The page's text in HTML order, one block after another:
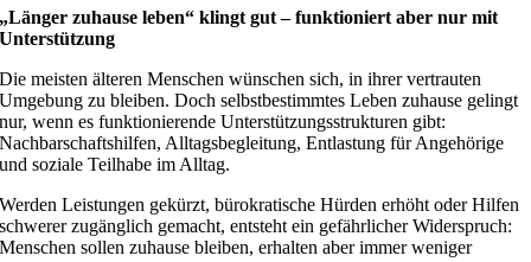
„Länger zuhause leben“ klingt gut – funktioniert aber nur mit
Unterstützung
Die meisten älteren Menschen wünschen sich, in ihrer vertrauten
Umgebung zu bleiben. Doch selbstbestimmtes Leben zuhause gelingt
nur, wenn es funktionierende Unterstützungsstrukturen gibt:
Nachbarschaftshilfen, Alltagsbegleitung, Entlastung für Angehörige
und soziale Teilhabe im Alltag.
Werden Leistungen gekürzt, bürokratische Hürden erhöht oder Hilfen
schwerer zugänglich gemacht, entsteht ein gefährlicher Widerspruch:
Menschen sollen zuhause bleiben, erhalten aber immer weniger